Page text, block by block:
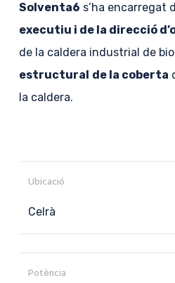
Solventa6 s’ha encarregat
executiu i de la direcció
de la caldera industrial de
estructural de la coberta
la caldera.
Ubicació
Celrà
Potència